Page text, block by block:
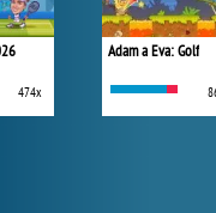
474x
Adam a Eva: Golf